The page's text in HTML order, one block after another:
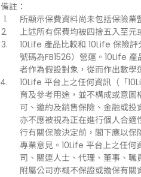
備註：
所顯示保費資料尚未包括保險業
上述所有保費均被四捨五入至元
10Life 產品比較和 10Life 保險
號碼為FB1526）營運。10Life
者作為假設對象，從而作出數學
10Life 平台上之任何資訊（「
育及參考用途，並不構成或意
可、邀約及銷售保險、金融或
亦不應被視為正在進行個人合
行有關保險決定前，閣下應以
專業意見。10Life 平台上之任
司、關連人士、代理、董事、
附屬公司亦概不保證或擔保有關